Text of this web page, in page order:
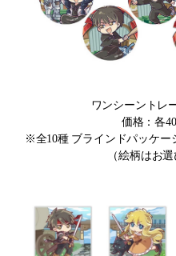
ワンシーントレ
価格：各
※全10種 ブラインドパッケー
（絵柄はお